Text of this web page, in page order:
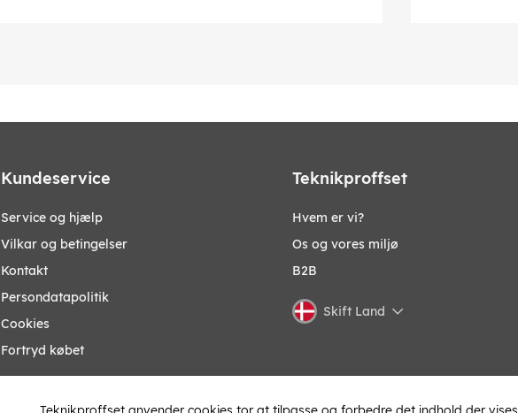
Kundeservice
Service og hjælp
Vilkar og betingelser
Kontakt
Persondatapolitik
Cookies
Fortryd købet
Teknikproffset
Hvem er vi?
Os og vores miljø
B2B
Skift Land